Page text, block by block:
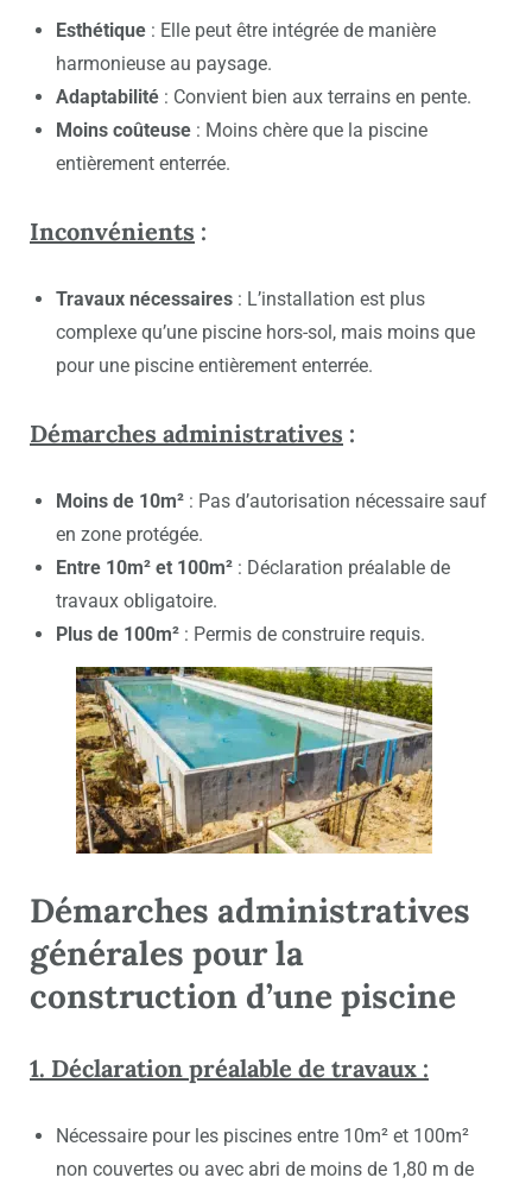
Esthétique : Elle peut être intégrée de manière
harmonieuse au paysage.
Adaptabilité : Convient bien aux terrains en pente.
Moins coûteuse : Moins chère que la piscine
entièrement enterrée.
Inconvénients :
Travaux nécessaires : L’installation est plus
complexe qu’une piscine hors-sol, mais moins que
pour une piscine entièrement enterrée.
Démarches administratives :
Moins de 10m² : Pas d’autorisation nécessaire sauf
en zone protégée.
Entre 10m² et 100m² : Déclaration préalable de
travaux obligatoire.
Plus de 100m² : Permis de construire requis.
Démarches administratives
générales pour la
construction d’une piscine
1. Déclaration préalable de travaux :
Nécessaire pour les piscines entre 10m² et 100m²
non couvertes ou avec abri de moins de 1,80 m de